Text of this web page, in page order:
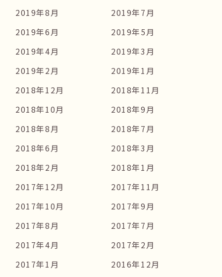
2019年8月
2019年7月
2019年6月
2019年5月
2019年4月
2019年3月
2019年2月
2019年1月
2018年12月
2018年11月
2018年10月
2018年9月
2018年8月
2018年7月
2018年6月
2018年3月
2018年2月
2018年1月
2017年12月
2017年11月
2017年10月
2017年9月
2017年8月
2017年7月
2017年4月
2017年2月
2017年1月
2016年12月